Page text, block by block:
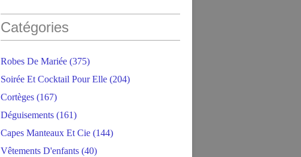
Catégories
Robes De Mariée (375)
Soirée Et Cocktail Pour Elle (204)
Cortèges (167)
Déguisements (161)
Capes Manteaux Et Cie (144)
Vêtements D'enfants (40)